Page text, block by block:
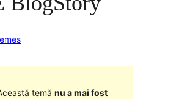
temă nu a mai fost